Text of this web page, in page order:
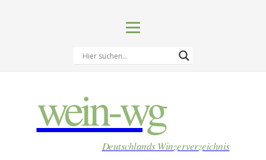
wein-wg
Deutschlands Winzerverzeichnis